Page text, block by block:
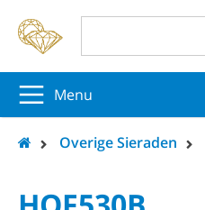
Menu
Overige Sieraden